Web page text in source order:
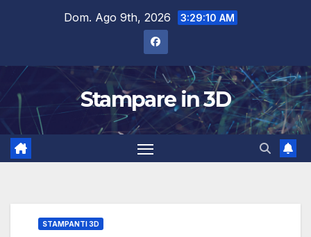
Dom. Ago 9th, 2026 3:29:11 AM
Stampare in 3D
STAMPANTI 3D